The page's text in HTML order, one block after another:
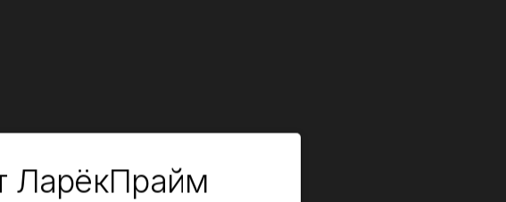
ЛарёкПрайм